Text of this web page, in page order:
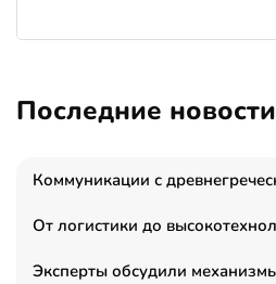
Последние новости